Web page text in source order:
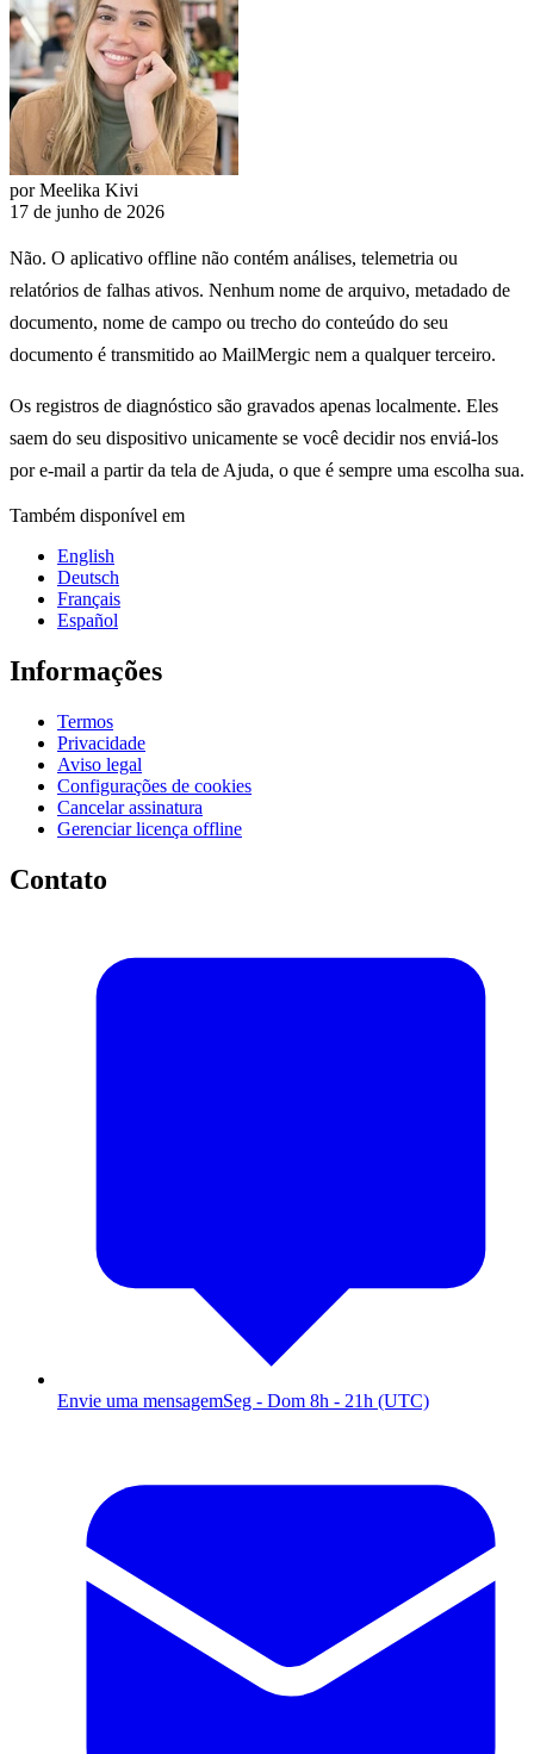
por Meelika Kivi
17 de junho de 2026
Não. O aplicativo offline não contém análises, telemetria ou
relatórios de falhas ativos. Nenhum nome de arquivo, metadado de
documento, nome de campo ou trecho do conteúdo do seu
documento é transmitido ao MailMergic nem a qualquer terceiro.
Os registros de diagnóstico são gravados apenas localmente. Eles
saem do seu dispositivo unicamente se você decidir nos enviá-los
por e-mail a partir da tela de Ajuda, o que é sempre uma escolha sua.
Também disponível em
English
Deutsch
Français
Español
Informações
Termos
Privacidade
Aviso legal
Configurações de cookies
Cancelar assinatura
Gerenciar licença offline
Contato
Envie uma mensagemSeg - Dom 8h - 21h (UTC)